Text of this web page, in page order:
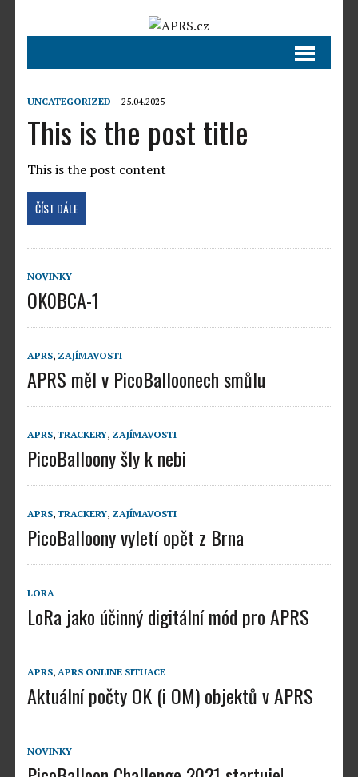
UNCATEGORIZED 25.04.2025
This is the post title
This is the post content
ČÍST DÁLE
NOVINKY
OK0BCA-1
APRS, ZAJÍMAVOSTI
APRS měl v PicoBalloonech smůlu
APRS, TRACKERY, ZAJÍMAVOSTI
PicoBalloony šly k nebi
APRS, TRACKERY, ZAJÍMAVOSTI
PicoBalloony vyletí opět z Brna
LORA
LoRa jako účinný digitální mód pro APRS
APRS, APRS ONLINE SITUACE
Aktuální počty OK (i OM) objektů v APRS
NOVINKY